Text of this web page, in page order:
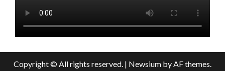
Copyright © All rights reserved. | Newsium by AF themes.